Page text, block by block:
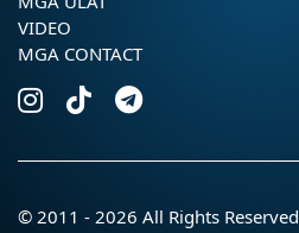
VIDEO
MGA CONTACT
© 2011 - 2026 All Rights Reserved